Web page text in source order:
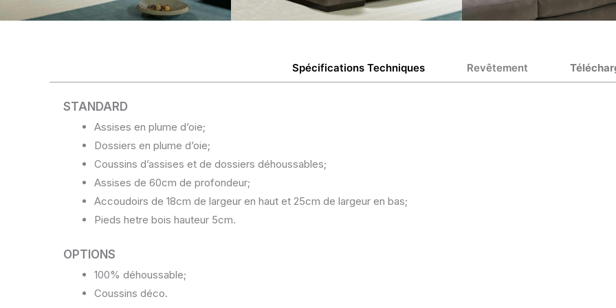
Spécifications Techniques Revêtement
STANDARD
Assises en plume d’oie;
Dossiers en plume d’oie;
Coussins d’assises et de dossiers déhoussables;
Assises de 60cm de profondeur;
Accoudoirs de 18cm de largeur en haut et 25cm de largeur en bas;
Pieds hetre bois hauteur 5cm.
OPTIONS
100% déhoussable;
Coussins déco.